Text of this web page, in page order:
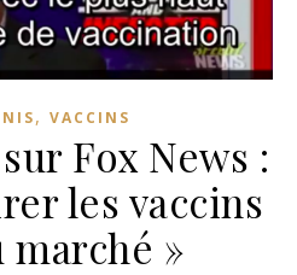
, VACCINS
Fox News :
les vaccins
marché »